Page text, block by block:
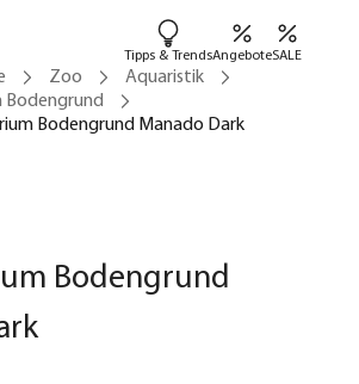
Tipps & TrendsAngeboteSALE
Zoo
Aquaristik
Bodengrund
Bodengrund Manado Dark
Bodengrund